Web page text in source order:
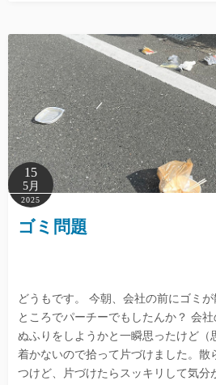
15
5月
2025
ゴミ問題
どうもです。 今朝、会社の前にゴミ
ところでパーチーでもしたんか？ 会
ぬふりをしようかと一瞬思ったけど（
着かないので拾って片づけました。散
つけど、片づけたらスッキリして気分